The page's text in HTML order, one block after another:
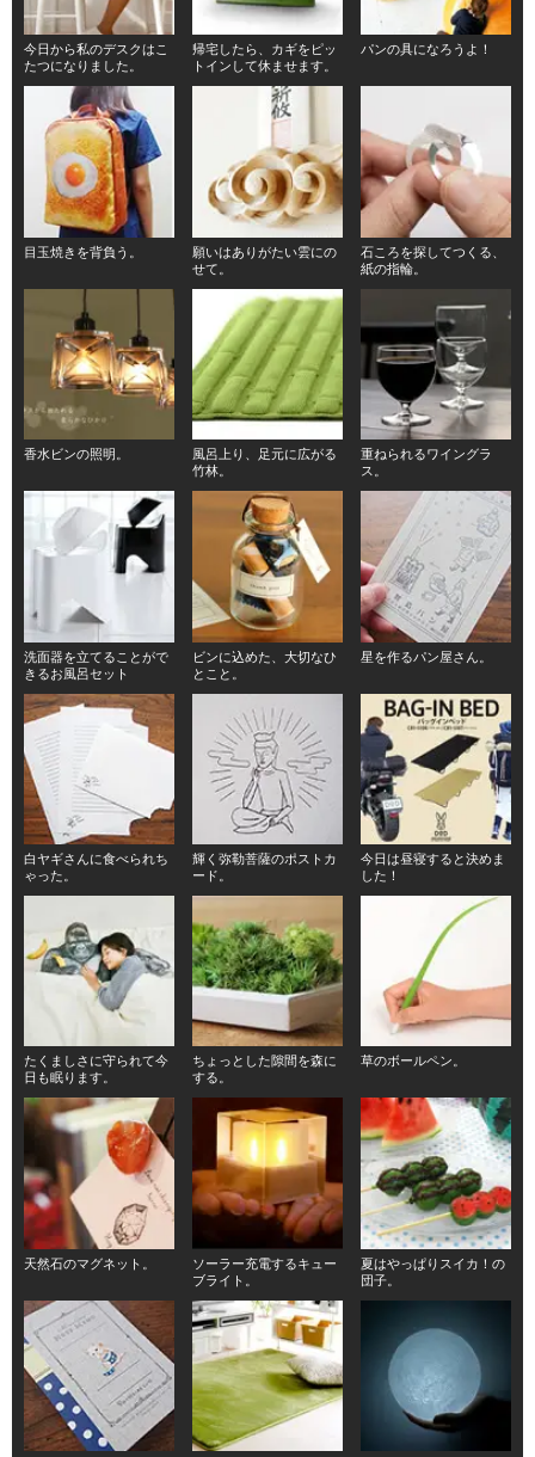
今日から私のデスクはこ
たつになりました。
帰宅したら、カギをピッ
トインして休ませます。
パンの具になろうよ！
目玉焼きを背負う。
願いはありがたい雲にの
せて。
石ころを探してつくる、
紙の指輪。
香水ビンの照明。
風呂上り、足元に広がる
竹林。
重ねられるワイングラ
ス。
洗面器を立てることがで
きるお風呂セット
ビンに込めた、大切なひ
とこと。
星を作るパン屋さん。
白ヤギさんに食べられち
ゃった。
輝く弥勒菩薩のポストカ
ード。
今日は昼寝すると決めま
した！
たくましさに守られて今
日も眠ります。
ちょっとした隙間を森に
する。
草のボールペン。
天然石のマグネット。
ソーラー充電するキュー
ブライト。
夏はやっぱりスイカ！の
団子。